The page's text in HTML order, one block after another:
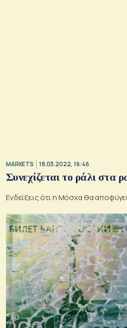
MARKETS 18.03.2022, 16:46
Συνεχίζεται το ράλι στα
Ενδείξεις ότι η Μόσχα θα